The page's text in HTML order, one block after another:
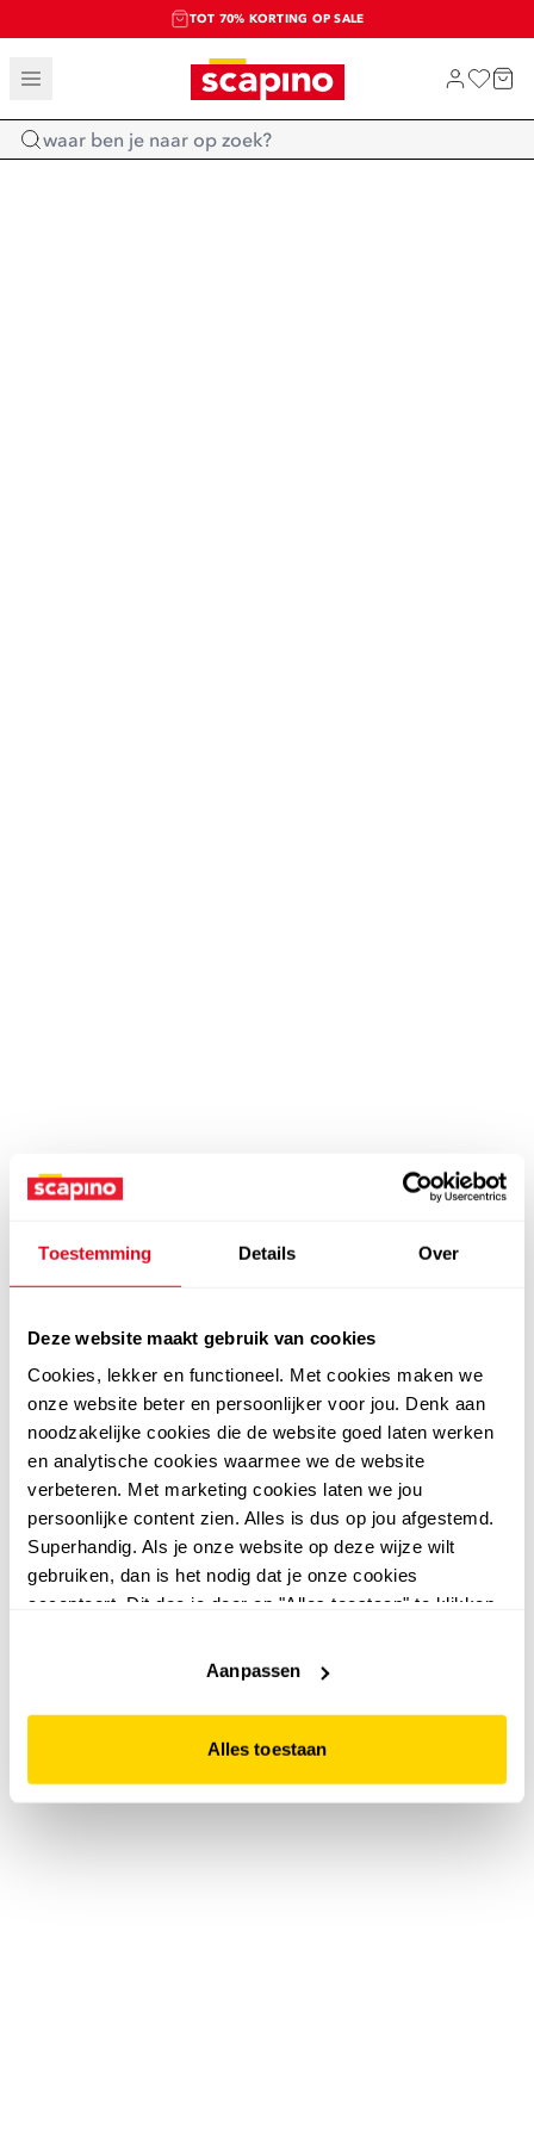
Toestemming Details Over
Deze website maakt gebruik van cookies
Cookies, lekker en functioneel. Met cookies maken we
onze website beter en persoonlijker voor jou. Denk aan
noodzakelijke cookies die de website goed laten werken
en analytische cookies waarmee we de website
verbeteren. Met marketing cookies laten we jou
persoonlijke content zien. Alles is dus op jou afgestemd.
Superhandig. Als je onze website op deze wijze wilt
gebruiken, dan is het nodig dat je onze cookies
accepteert. Dit doe je door op "Alles toestaan" te klikken.
website niet optimaal functioneert.
Aanpassen
Alles toestaan
TOT 70% KORTING OP SALE
SALE: LAATSTE KANS!
SHOP NIEUW
Home